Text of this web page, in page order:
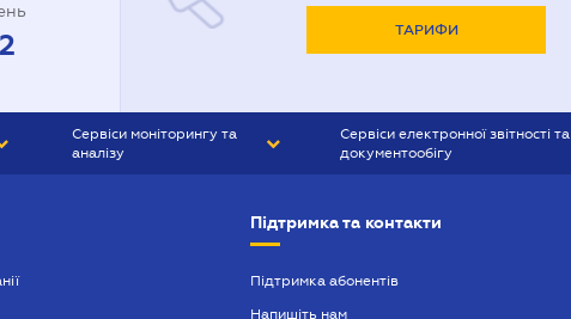
ТАРИФИ
Сервіси моніторингу та
аналізу
Сервіси електронної звітності та
документообігу
Підтримка та контакти
Підтримка абонентів
Напишіть нам